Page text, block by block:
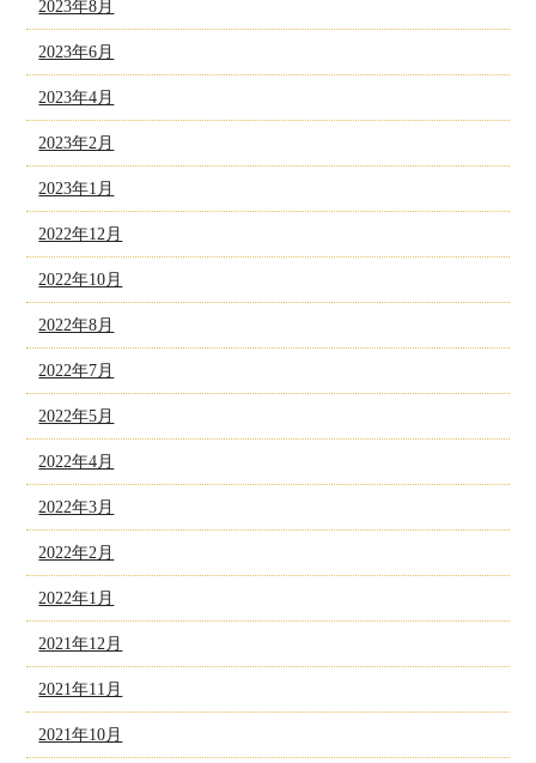
2023年8月
2023年6月
2023年4月
2023年2月
2023年1月
2022年12月
2022年10月
2022年8月
2022年7月
2022年5月
2022年4月
2022年3月
2022年2月
2022年1月
2021年12月
2021年11月
2021年10月